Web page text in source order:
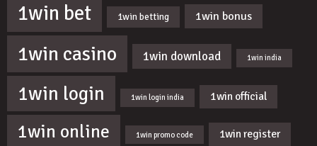
1win bet 1win betting 1win bonus
1win casino 1win download 1win india
1win login 1win login india 1win official
1win online 1win promo code 1win register